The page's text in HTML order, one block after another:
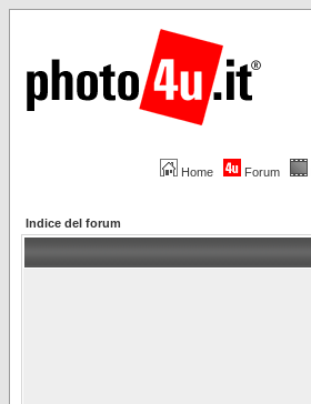
Home Forum
Indice del forum